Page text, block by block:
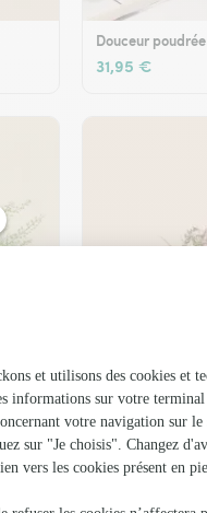
Douceur poudrée
31,95 €
Plaisir fleuri
36,95 €